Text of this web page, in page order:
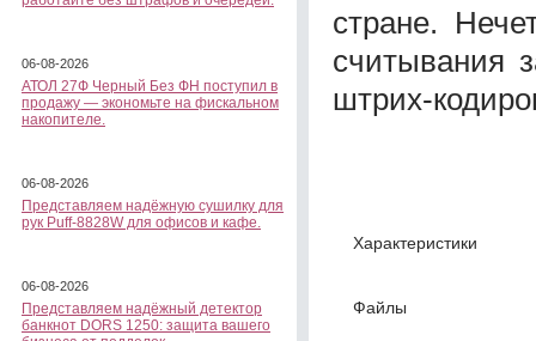
06-08-2026
АТОЛ 27Ф Черный Без ФН поступил в
продажу — экономьте на фискальном
накопителе.
06-08-2026
Представляем надёжную сушилку для
рук Puff-8828W для офисов и кафе.
06-08-2026
Представляем надёжный детектор
банкнот DORS 1250: защита вашего
стране.
считывания
штрих-
Характеристики
Файлы